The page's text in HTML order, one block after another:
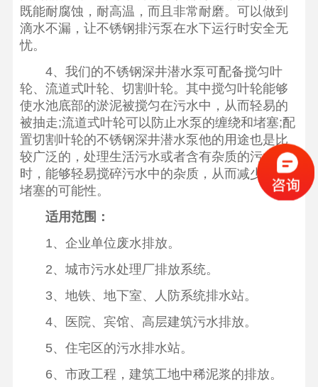
既能耐腐蚀，耐高温，而且非常耐磨。可以做到
滴水不漏，让不锈钢排污泵在水下运行时安全无
忧。
4、我们的不锈钢深井潜水泵可配备搅匀叶
轮、流道式叶轮、切割叶轮。其中搅匀叶轮能够
使水池底部的淤泥被搅匀在污水中，从而轻易的
被抽走;流道式叶轮可以防止水泵的缠绕和堵塞;配
置切割叶轮的不锈钢深井潜水泵他的用途也是比
较广泛的，处理生活污水或者含有杂质的污水
时，能够轻易搅碎污水中的杂质，从而减少水泵
堵塞的可能性。
适用范围：
1、企业单位废水排放。
2、城市污水处理厂排放系统。
3、地铁、地下室、人防系统排水站。
4、医院、宾馆、高层建筑污水排放。
5、住宅区的污水排水站。
6、市政工程，建筑工地中稀泥浆的排放。